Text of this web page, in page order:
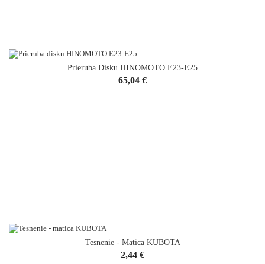
Prieruba Disku HINOMOTO E23-E25
Cena
65,04 €
Tesnenie - Matica KUBOTA
Cena
2,44 €